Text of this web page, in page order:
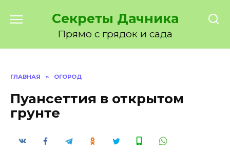
Секреты Дачника
Прямо с грядок и сада
ГЛАВНАЯ » ОГОРОД
Пуансеттия в открытом
грунте